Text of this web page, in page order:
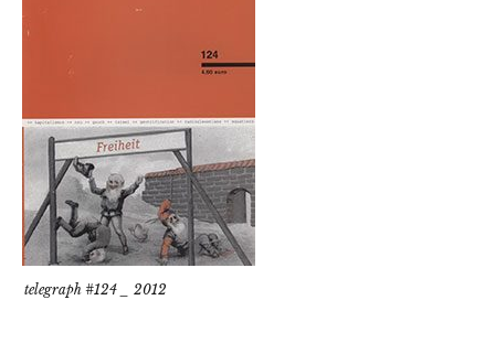
telegraph #124 _ 2012